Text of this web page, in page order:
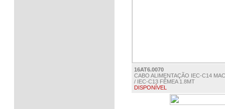
16AT6.0070
CABO ALIMENTAÇÃO IEC-C14
/ IEC-C13 FÊMEA 1.8MT
DISPONÍVEL